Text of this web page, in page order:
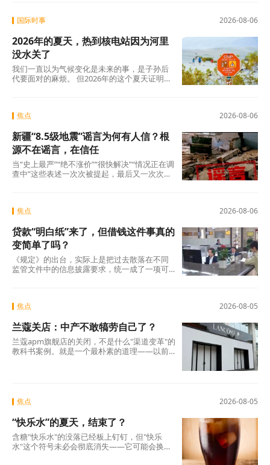
2026-08-06
国际时事
2026年的夏天，热到核电站因为河里
没水关了
我们一直以为气候变化是未来的事，是子孙后
代要面对的麻烦。 但2026年的这个夏天证明：
说室外没法待了。
2026-08-06
焦点
新疆“8.5级地震”谣言为何有人信？根
源不在谣言，在信任
当“史上最严”“绝不涨价”“很快解决”“情况正在调
查中”这些表述一次次被提起，最后又一次次悄
2026-08-06
焦点
贷款“明白纸”来了，但借钱这件事真的
变简单了吗？
《规定》的出台，实际上是把过去散落在不同
监管文件中的信息披露要求，统一成了一项可
获客、担保增信等领域的第三方合作机构统一
须在你借钱之前，把全部费用列在一张表上，
算清年化综合成本，让你签字确认。 这张表，
业内称之为贷款“明白纸”。
2026-08-05
焦点
兰蔻关店：中产不敢犒劳自己了？
兰蔻apm旗舰店的关闭，不是什么"渠道变革"的
教科书案例。就是一个最朴素的道理——以前
2026-08-05
焦点
“快乐水”的夏天，结束了？
含糖"快乐水"的没落已经板上钉钉，但"快乐
水"这个符号未必会彻底消失——它可能会换一